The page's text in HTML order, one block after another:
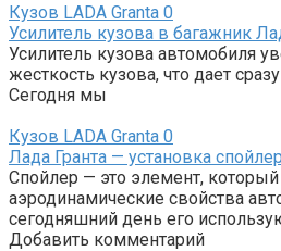
Кузов LADA Granta 0
Усилитель кузова в багажник
Усилитель кузова автомобиля
жесткость кузова, что дает
Сегодня мы
Кузов LADA Granta 0
Лада Гранта — установка
Спойлер — это элемент,
аэродинамические свойства
сегодняшний день его
Добавить комментарий